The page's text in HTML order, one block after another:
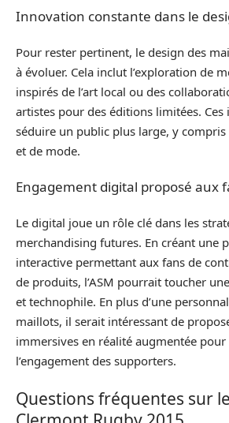
Innovation constante dans le
Pour rester pertinent, le design des
à évoluer. Cela inclut l’exploration de
inspirés de l’art local ou des
artistes pour des éditions limitées.
séduire un public plus large, y compris
et de mode.
Engagement digital proposé aux
Le digital joue un rôle clé dans les
merchandising futures. En créant une
interactive permettant aux fans de
de produits, l’ASM pourrait toucher
et technophile. En plus d’une
maillots, il serait intéressant de
immersives en réalité augmentée
l’engagement des supporters.
Questions fréquentes sur